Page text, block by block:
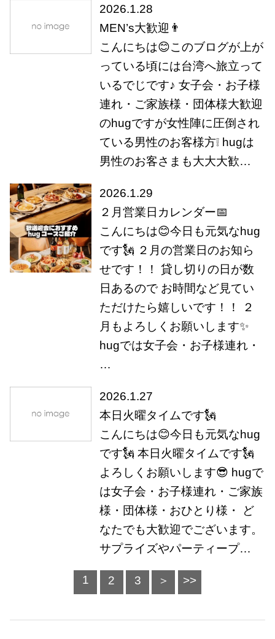
2026.1.28
MEN’s大歓迎👨
こんにちは😊このブログが上が
っている頃には台湾へ旅立って
いるでじです♪ 女子会・お子様
連れ・ご家族様・団体様大歓迎
のhugですが女性陣に圧倒され
ている男性のお客様方❕ hugは
男性のお客さまも大大大歓…
2026.1.29
２月営業日カレンダー📅
こんにちは😊今日も元気なhug
です🗽 ２月の営業日のお知ら
せです！！ 貸し切りの日が数
日あるので お時間など見てい
ただけたら嬉しいです！！ ２
月もよろしくお願いします✨
hugでは女子会・お子様連れ・
…
2026.1.27
本日火曜タイムです🗽
こんにちは😊今日も元気なhug
です🗽 本日火曜タイムです🗽
よろしくお願いします😎 hugで
は女子会・お子様連れ・ご家族
様・団体様・おひとり様・ ど
なたでも大歓迎でございます。
サプライズやパーティープ…
1 2 3 ＞ >>